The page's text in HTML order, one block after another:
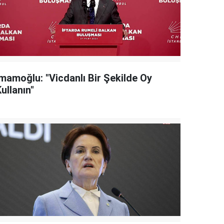
"Vicdanlı Bir Şekilde Oy